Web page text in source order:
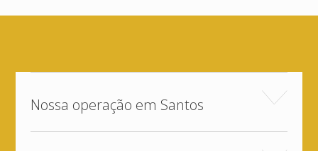
Nossa operação em Santos